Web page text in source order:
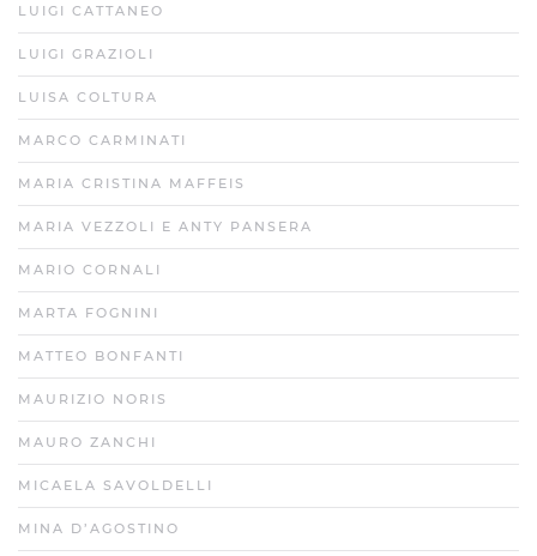
LUIGI CATTANEO
LUIGI GRAZIOLI
LUISA COLTURA
MARCO CARMINATI
MARIA CRISTINA MAFFEIS
MARIA VEZZOLI E ANTY PANSERA
MARIO CORNALI
MARTA FOGNINI
MATTEO BONFANTI
MAURIZIO NORIS
MAURO ZANCHI
MICAELA SAVOLDELLI
MINA D’AGOSTINO